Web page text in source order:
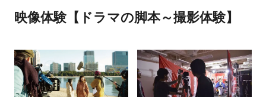
映像体験【ドラマの脚本～撮影体験】